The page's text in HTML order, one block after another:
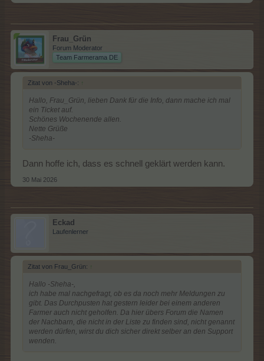
Frau_Grün
Forum Moderator
Team Farmerama DE
Zitat von -Sheha-: ↑
Hallo, Frau_Grün, lieben Dank für die Info, dann mache ich mal
ein Ticket auf.
Schönes Wochenende allen.
Nette Grüße
-Sheha-
Dann hoffe ich, dass es schnell geklärt werden kann.
30 Mai 2026
Eckad
Laufenlerner
Zitat von Frau_Grün: ↑
Hallo -Sheha-,
ich habe mal nachgefragt, ob es da noch mehr Meldungen zu
gibt. Das Durchpusten hat gestern leider bei einem anderen
Farmer auch nicht geholfen. Da hier übers Forum die Namen
der Nachbarn, die nicht in der Liste zu finden sind, nicht genannt
werden dürfen, wirst du dich sicher direkt selber an den Support
wenden.